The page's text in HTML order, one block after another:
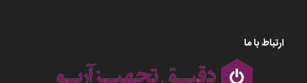
ارتباط با ما